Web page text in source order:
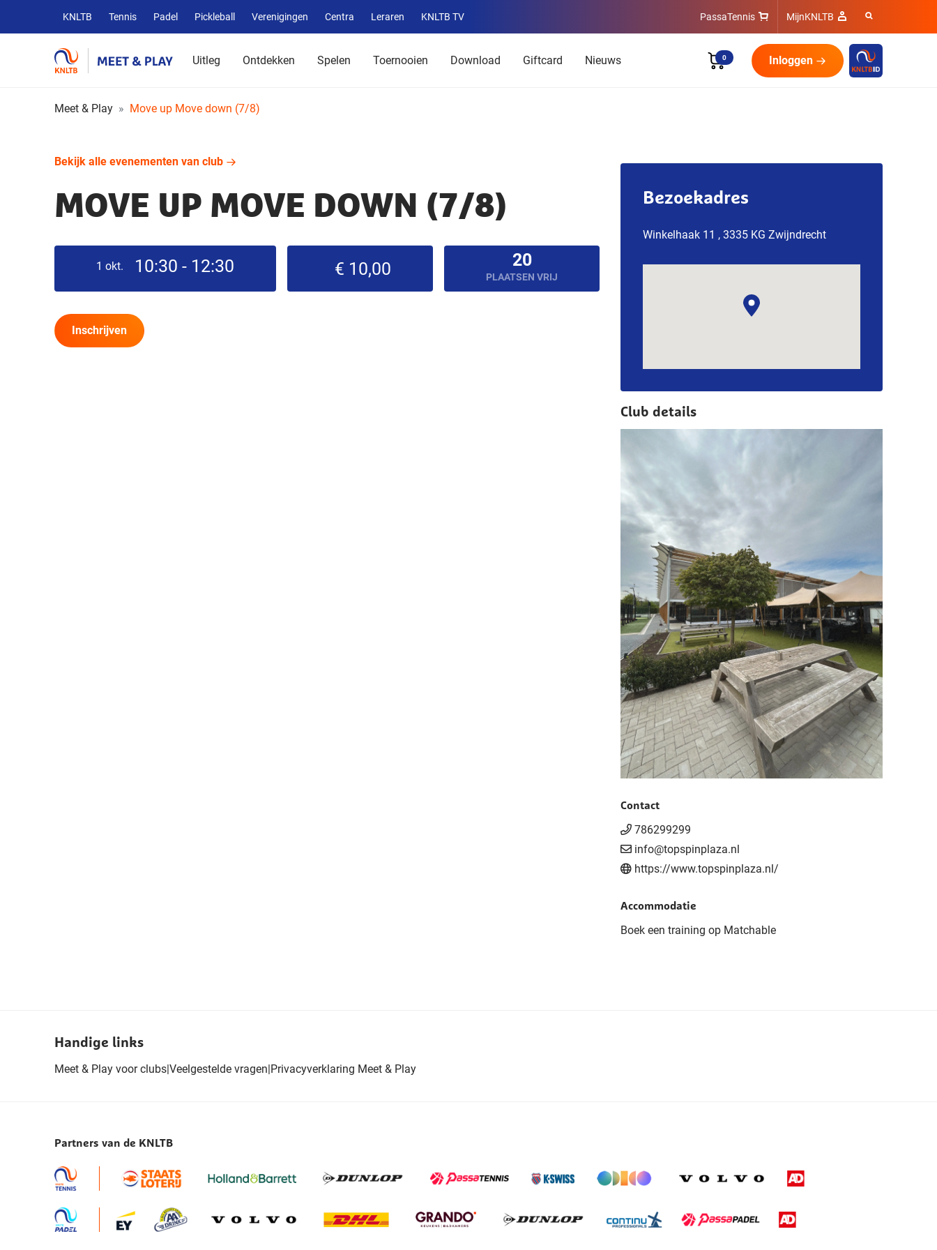
Overige
KNLTB
websites
KNLTB Tennis Padel Pickleball Verenigingen Centra Leraren KNLTB TV
Service
menu
PassaTennis MijnKNLTB
Uitleg Ontdekken Spelen Toernooien Download Giftcard Nieuws 0 Inloggen
Meet & Play Move up Move down (7/8)
Bekijk alle evenementen van club
MOVE UP MOVE DOWN (7/8)
1 okt. 10:30 - 12:30 € 10,00 20
PLAATSEN VRIJ
Inschrijven
Bezoekadres
Winkelhaak 11 , 3335 KG Zwijndrecht
Club details
Contact
786299299
info@topspinplaza.nl
https://www.topspinplaza.nl/
Accommodatie
Boek een training op Matchable
Handige links
Meet & Play voor clubs Veelgestelde vragen Privacyverklaring Meet & Play
Partners van de KNLTB